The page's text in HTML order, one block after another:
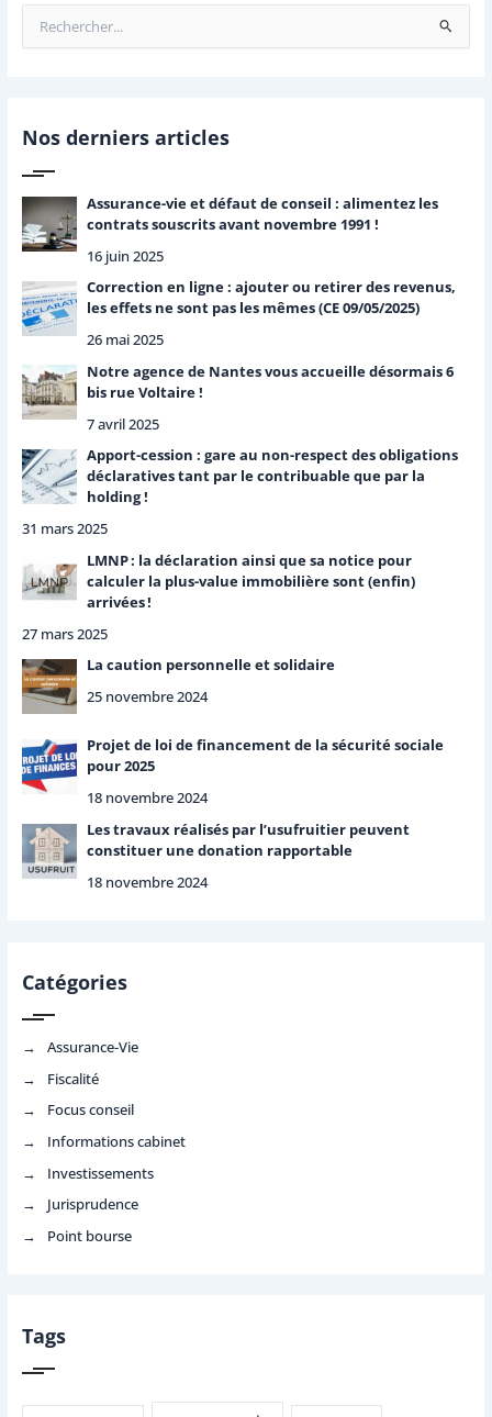
e
r
h
e
r
Nos derniers articles
Assurance-vie et défaut de conseil : alimentez les
contrats souscrits avant novembre 1991 !
16 juin 2025
Correction en ligne : ajouter ou retirer des revenus,
les effets ne sont pas les mêmes (CE 09/05/2025)
26 mai 2025
Notre agence de Nantes vous accueille désormais 6
bis rue Voltaire !
7 avril 2025
Apport-cession : gare au non-respect des obligations
déclaratives tant par le contribuable que par la
holding !
31 mars 2025
LMNP : la déclaration ainsi que sa notice pour
calculer la plus-value immobilière sont (enfin)
arrivées !
27 mars 2025
La caution personnelle et solidaire
25 novembre 2024
Projet de loi de financement de la sécurité sociale
pour 2025
18 novembre 2024
Les travaux réalisés par l’usufruitier peuvent
constituer une donation rapportable
18 novembre 2024
Catégories
Assurance-Vie
Fiscalité
Focus conseil
Informations cabinet
Investissements
Jurisprudence
Point bourse
Tags